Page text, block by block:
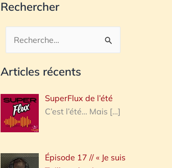
Rechercher
Rechercher :
Articles récents
SuperFlux de l’été
C’est l’été… Mais […]
Épisode 17 // « Je suis